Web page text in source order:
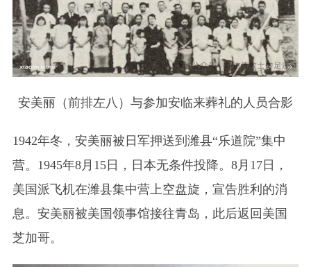
安美丽（前排左八）与参加安临来葬礼的人员合影
1942年冬，安美丽被日军押送到潍县“乐道院”集中
营。1945年8月15日，日本无条件投降。8月17日，
美国派飞机在潍县集中营上空盘旋，宣告胜利的消
息。安美丽被美国领事馆接往青岛，此后返回美国
芝加哥。